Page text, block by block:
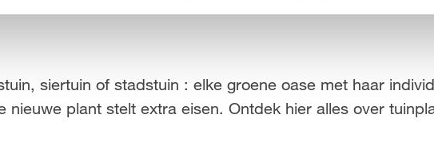
siertuin of stadstuin : elke groene oase met haar
nieuwe plant stelt extra eisen. Ontdek hier alles over